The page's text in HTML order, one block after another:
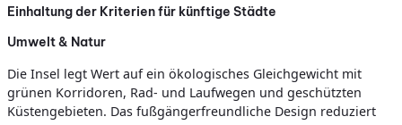
Einhaltung der Kriterien für künftige Städte
Umwelt & Natur
Die Insel legt Wert auf ein ökologisches Gleichgewicht mit
grünen Korridoren, Rad- und Laufwegen und geschützten
Küstengebieten. Das fußgängerfreundliche Design reduziert